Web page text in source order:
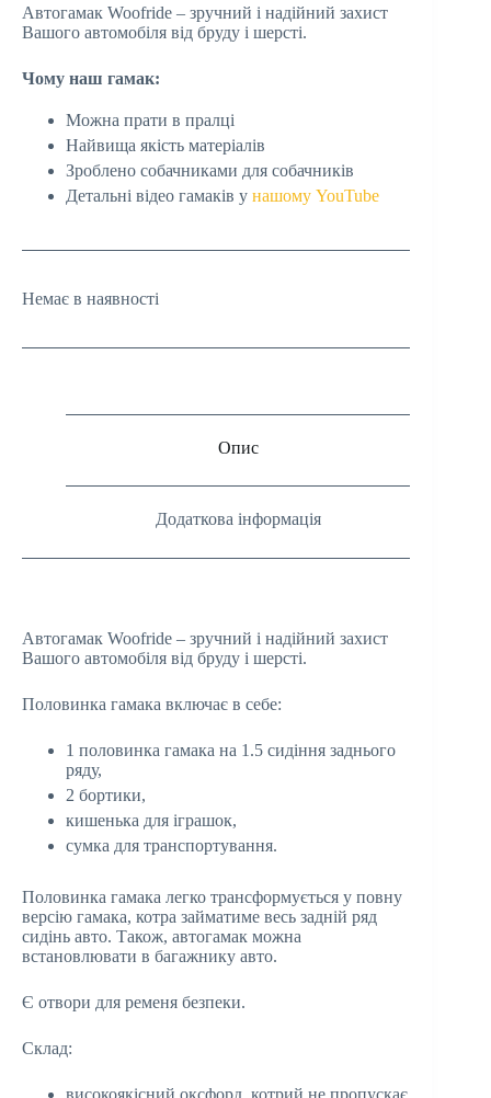
Автогамак Woofride – зручний і надійний захист
Вашого автомобіля від бруду і шерсті.
Чому наш гамак:
Можна прати в пралці
Найвища якість матеріалів
Зроблено собачниками для собачників
Детальні відео гамаків у нашому YouTube
Немає в наявності
Опис
Додаткова інформація
Автогамак Woofride – зручний і надійний захист
Вашого автомобіля від бруду і шерсті.
Половинка гамака включає в себе:
1 половинка гамака на 1.5 сидіння заднього
ряду,
2 бортики,
кишенька для іграшок,
сумка для транспортування.
Половинка гамака легко трансформується у повну
версію гамака, котра займатиме весь задній ряд
сидінь авто. Також, автогамак можна
встановлювати в багажнику авто.
Є отвори для ременя безпеки.
Склад:
високоякісний оксфорд, котрий не пропускає